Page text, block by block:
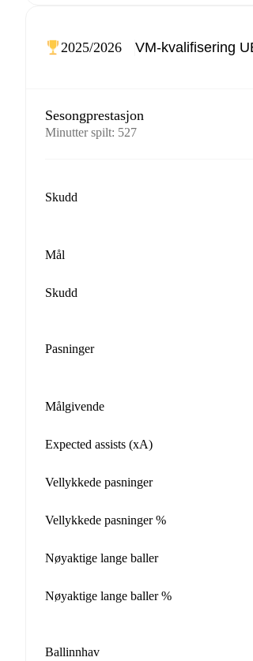
2025/2026
Sesongprestasjon
Minutter spilt: 527
Skudd
Mål
Skudd
Pasninger
Målgivende
Expected assists (xA)
Vellykkede pasninger
Vellykkede pasninger %
Nøyaktige lange baller
Nøyaktige lange baller %
Ballinnhav